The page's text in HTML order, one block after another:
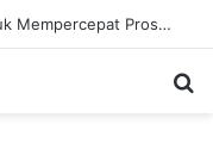
Memperkuat Kebiasaan Positif untuk Mempercepat Proses Pemulihan Mental Anda